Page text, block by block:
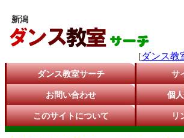
新潟
[ダンス教
ダンス教室サーチ サ
お問い合わせ 個
このサイトについて リ